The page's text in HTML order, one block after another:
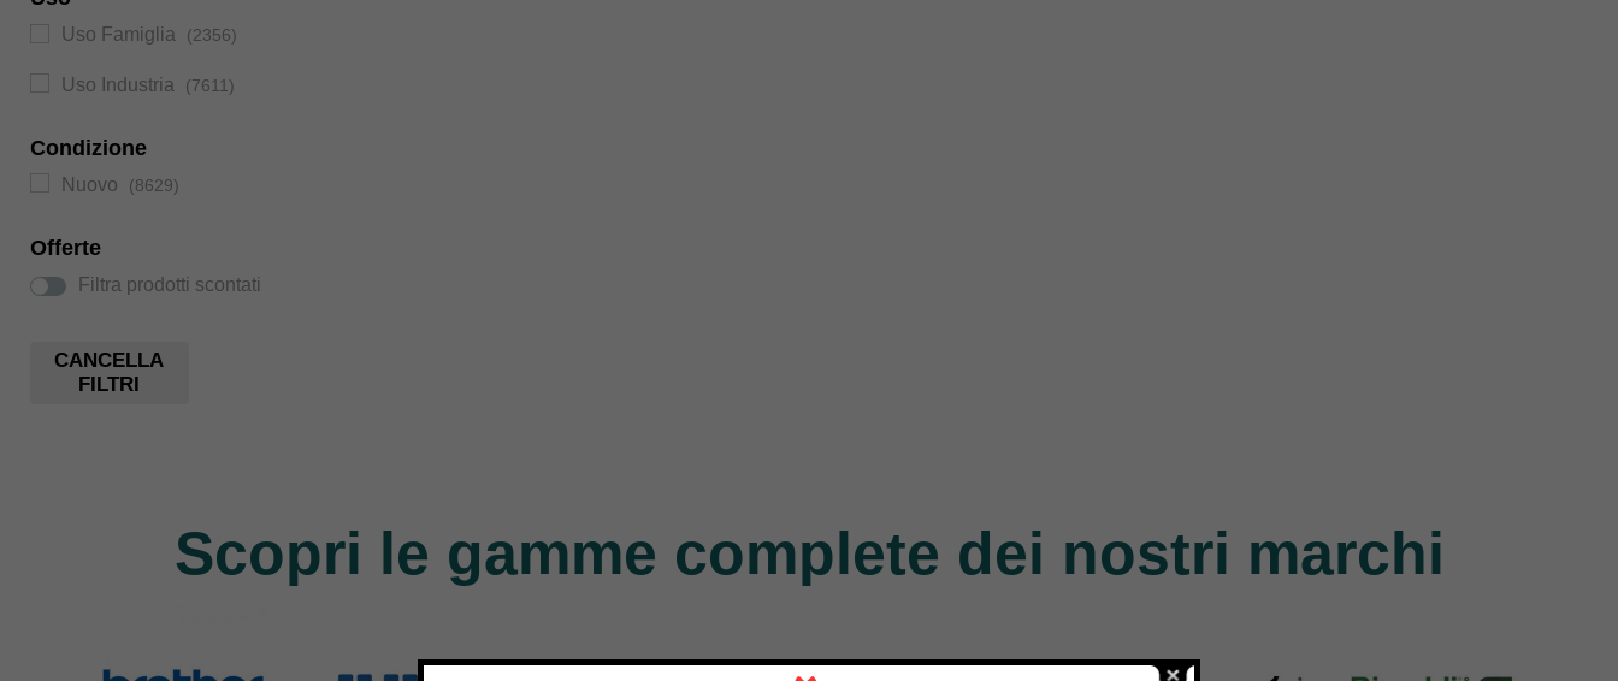
Uso Famiglia (2356)
Uso Industria (7611)
Condizione
Nuovo (8629)
Offerte
Filtra prodotti scontati
CANCELLA
FILTRI
Scopri le gamme complete dei nostri marchi